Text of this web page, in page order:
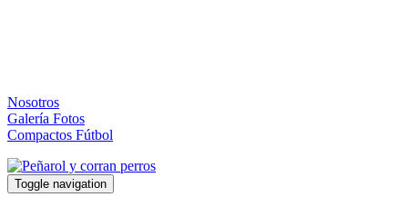
Nosotros
Galería Fotos
Compactos Fútbol
Toggle navigation